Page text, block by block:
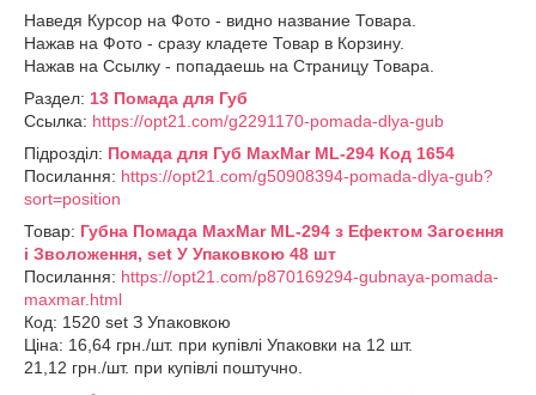
Наведя Курсор на Фото - видно название Товара.
Нажав на Фото - сразу кладете Товар в Корзину.
Нажав на Ссылку - попадаешь на Страницу Товара.
Раздел: 13 Помада для Губ
Ссылка: https://opt21.com/g2291170-pomada-dlya-gub
Підрозділ: Помада для Губ MaxMar ML-294 Код 1654
Посилання: https://opt21.com/g50908394-pomada-dlya-gub?
sort=position
Товар: Губна Помада MaxMar ML-294 з Ефектом Загоєння
і Зволоження, set У Упаковкою 48 шт
Посилання: https://opt21.com/p870169294-gubnaya-pomada-
maxmar.html
Код: 1520 set З Упаковкою
Ціна: 16,64 грн./шт. при купівлі Упаковки на 12 шт.
21,12 грн./шт. при купівлі поштучно.